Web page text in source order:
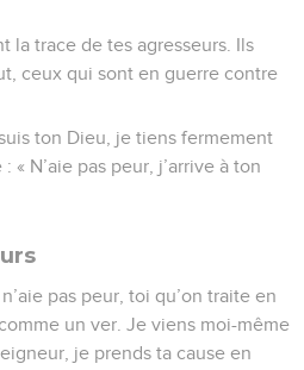
la trace de tes agresseurs. Ils
ceux qui sont en guerre contre
ton Dieu, je tiens fermement
N’aie pas peur, j’arrive à ton
pas peur, toi qu’on traite en
un ver. Je viens moi-même
je prends ta cause en